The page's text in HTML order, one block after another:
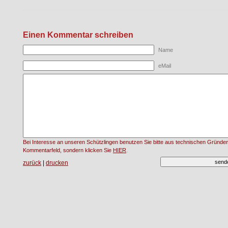
Einen Kommentar schreiben
Name
eMail
Bei Interesse an unseren Schützlingen benutzen Sie bitte aus technischen
Kommentarfeld, sondern klicken Sie HIER
zurück drucken